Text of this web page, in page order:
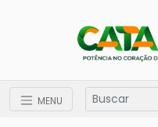
MENU